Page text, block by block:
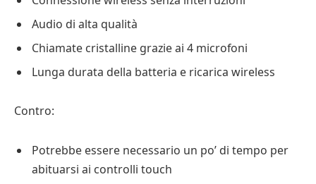
Audio di alta qualità
Chiamate cristalline grazie ai 4 microfoni
Lunga durata della batteria e ricarica wireless
Contro:
Potrebbe essere necessario un po’ di tempo per
abituarsi ai controlli touch